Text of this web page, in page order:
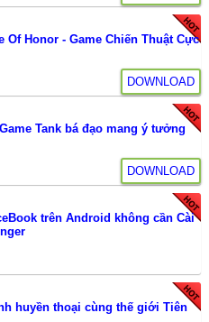
Of Honor - Game Chiến Thuật Cực
DOWNLOAD
Tank bá đạo mang ý tưởng
DOWNLOAD
trên Android không cần Cài
huyền thoại cùng thế giới Tiên